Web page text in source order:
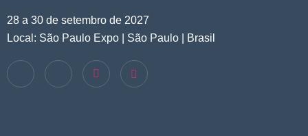
28 a 30 de setembro de 2027
Local: São Paulo Expo | São Paulo | Brasil